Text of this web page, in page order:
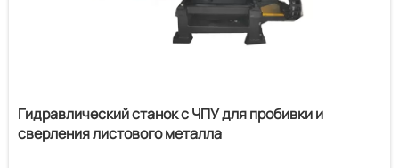
Гидравлический станок с ЧПУ для пробивки и
сверления листового металла